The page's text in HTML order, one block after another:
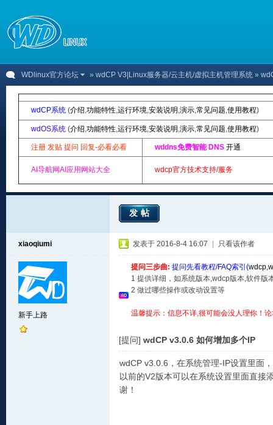
WDlinux官方论坛 » wdCP V3|Linux服务器/云主机/虚拟主机管理系统 »
wdCP系统 (介绍,功能特性,运行环境,安装说明 ,演示,常见问题,使用教程)
wdOS系统 (介绍,功能特性,运行环境,安装说明 ,演示,常见问题,使用教程)
注册 发贴 提问 回复-必看必看 wddns免费智能 DNS 开通
AI导航网AI应用网站大全 wdcp官方技术支持/服务
发帖
xiaoqiumi
新手上路
发表于 2016-8-4 16:07 只看该作者
提问三步曲: 提问先看教程/FAQ索引(wdcp,
1 提供详细，如系统版本,wdcp版本,软件版
2 做过哪些操作或改动设置等
温馨提示：信息不详,很可能会没人理你！
[提问] wdCP v3.0.6 如何增加多个IP
wdCP v3.0.6，在系统管理-IP设置里面
以前的V2版本可以在系统设置里面直接
谢！